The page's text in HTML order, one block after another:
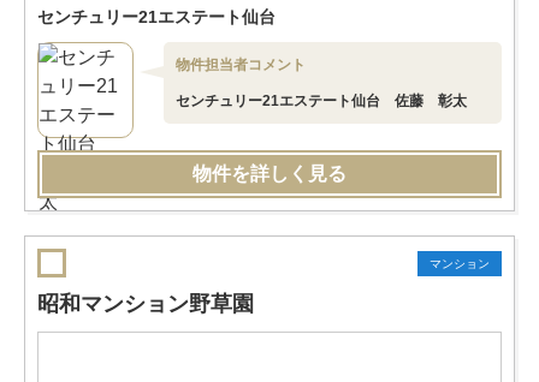
センチュリー21エステート仙台
物件担当者コメント
センチュリー21エステート仙台 佐藤 彰太
物件を詳しく見る
マンション
昭和マンション野草園